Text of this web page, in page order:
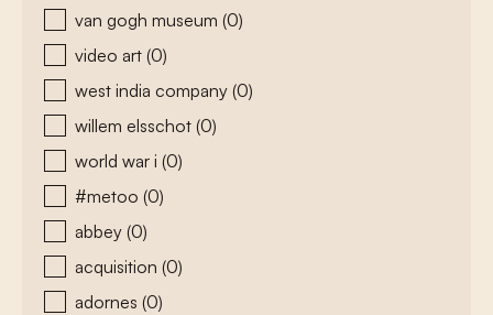
van gogh museum (0)
video art (0)
west india company (0)
willem elsschot (0)
world war i (0)
#metoo (0)
abbey (0)
acquisition (0)
adornes (0)